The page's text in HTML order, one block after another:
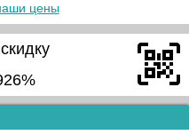
цены